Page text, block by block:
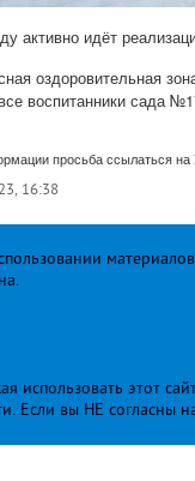
активно идёт
оздоровительная
воспитанники сада
просьба ссылаться
16:38
материалов
использовать этот
. Если вы НЕ согласны